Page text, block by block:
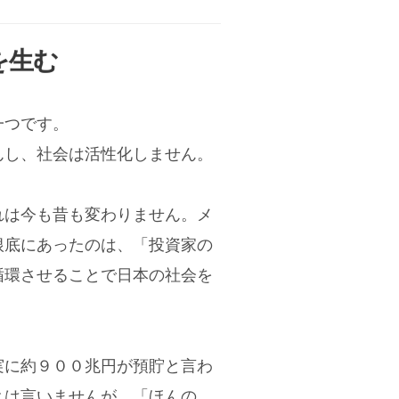
生む
です。
、社会は活性化しません。
今も昔も変わりません。メ
にあったのは、「投資家の
させることで日本の社会を
約９００兆円が預貯と言わ